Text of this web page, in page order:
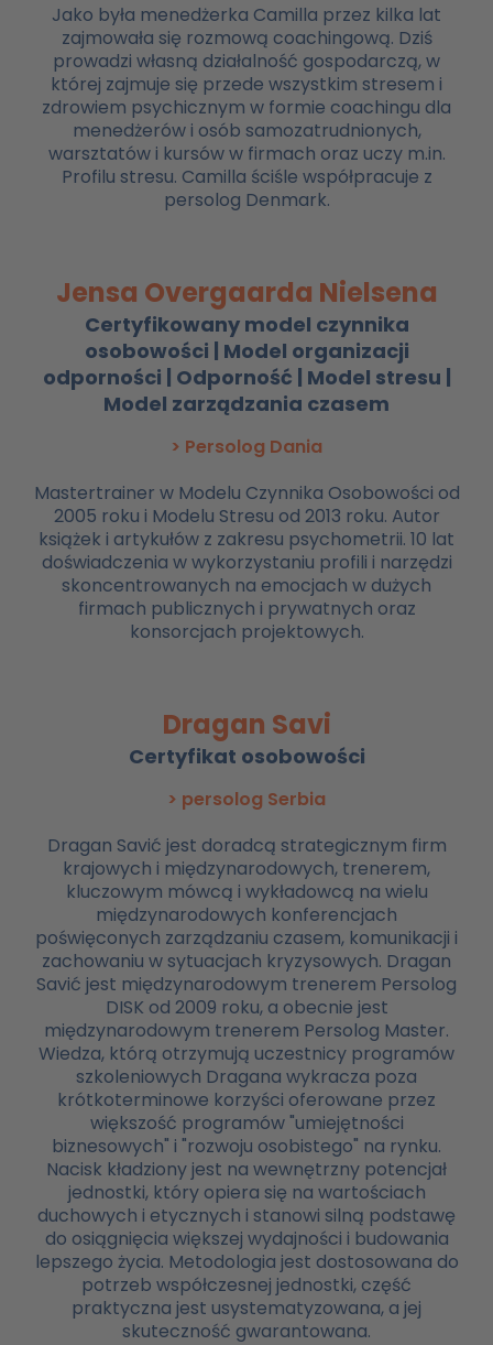
Jako była menedżerka Camilla przez kilka lat
zajmowała się rozmową coachingową. Dziś
prowadzi własną działalność gospodarczą, w
której zajmuje się przede wszystkim stresem i
zdrowiem psychicznym w formie coachingu dla
menedżerów i osób samozatrudnionych,
warsztatów i kursów w firmach oraz uczy m.in.
Profilu stresu. Camilla ściśle współpracuje z
persolog Denmark.
Jensa Overgaarda Nielsena
Certyfikowany model czynnika
osobowości | Model organizacji
odporności | Odporność | Model stresu |
Model zarządzania czasem
> Persolog Dania
Mastertrainer w Modelu Czynnika Osobowości od
2005 roku i Modelu Stresu od 2013 roku. Autor
książek i artykułów z zakresu psychometrii. 10 lat
doświadczenia w wykorzystaniu profili i narzędzi
skoncentrowanych na emocjach w dużych
firmach publicznych i prywatnych oraz
konsorcjach projektowych.
Dragan Savi
Certyfikat osobowości
> persolog Serbia
Dragan Savić jest doradcą strategicznym firm
krajowych i międzynarodowych, trenerem,
kluczowym mówcą i wykładowcą na wielu
międzynarodowych konferencjach
poświęconych zarządzaniu czasem, komunikacji i
zachowaniu w sytuacjach kryzysowych. Dragan
Savić jest międzynarodowym trenerem Persolog
DISK od 2009 roku, a obecnie jest
międzynarodowym trenerem Persolog Master.
Wiedza, którą otrzymują uczestnicy programów
szkoleniowych Dragana wykracza poza
krótkoterminowe korzyści oferowane przez
większość programów "umiejętności
biznesowych" i "rozwoju osobistego" na rynku.
Nacisk kładziony jest na wewnętrzny potencjał
jednostki, który opiera się na wartościach
duchowych i etycznych i stanowi silną podstawę
do osiągnięcia większej wydajności i budowania
lepszego życia. Metodologia jest dostosowana do
potrzeb współczesnej jednostki, część
praktyczna jest usystematyzowana, a jej
skuteczność gwarantowana.